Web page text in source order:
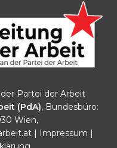
Partei der Arbeit
(PdA), Bundesbüro:
Wien,
| Impressum |